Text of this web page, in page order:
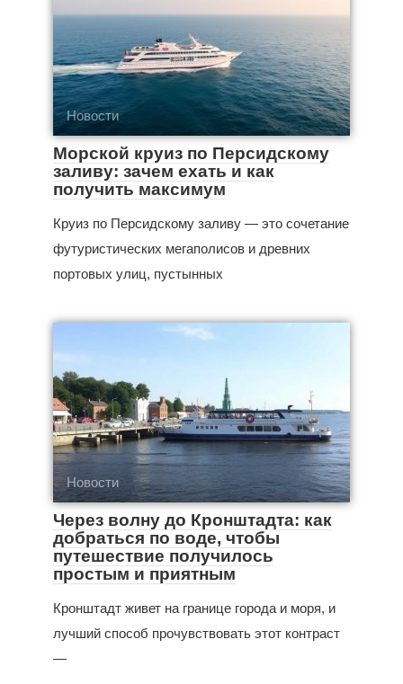
Новости
Морской круиз по Персидскому
заливу: зачем ехать и как
получить максимум
Круиз по Персидскому заливу — это сочетание
футуристических мегаполисов и древних
портовых улиц, пустынных
Новости
Через волну до Кронштадта: как
добраться по воде, чтобы
путешествие получилось
простым и приятным
Кронштадт живет на границе города и моря, и
лучший способ прочувствовать этот контраст
—